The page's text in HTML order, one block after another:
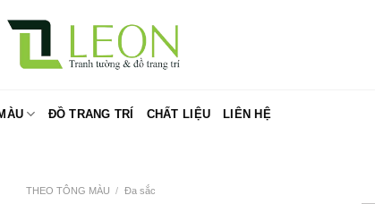
ĐỒ TRANG TRÍ CHẤT LIỆU LIÊN HỆ
THEO TÔNG MÀU / Đa sắc